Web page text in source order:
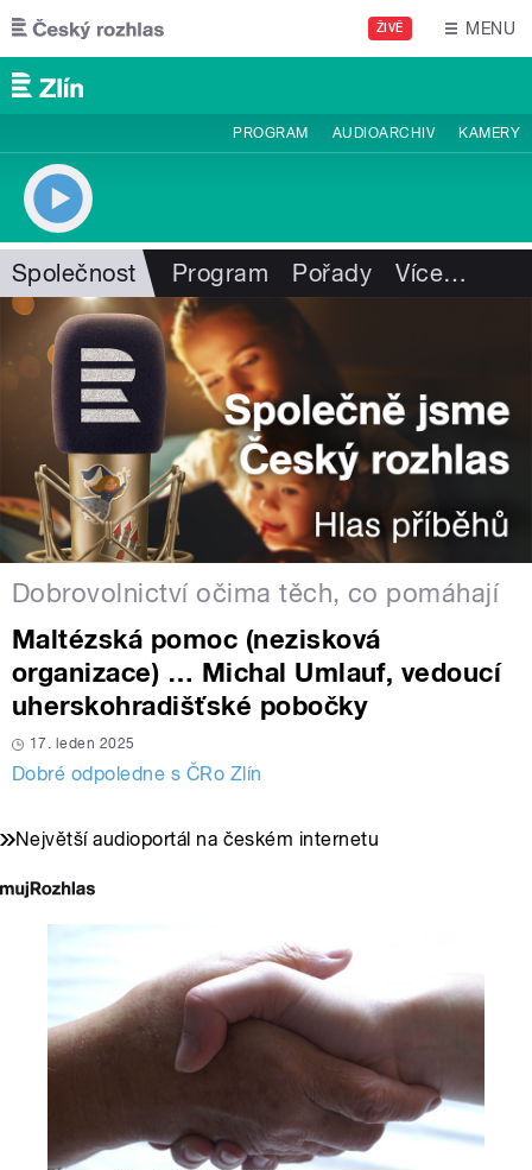
Přejít k hlavnímu obsahu
ŽIVĚ MENU
PROGRAM AUDIOARCHIV KAMERY
Společnost Program Pořady Více…
Dobrovolnictví očima těch, co pomáhají
Maltézská pomoc (nezisková
organizace) … Michal Umlauf, vedoucí
uherskohradišťské pobočky
17. leden 2025
Dobré odpoledne s ČRo Zlín
Největší audioportál na českém internetu